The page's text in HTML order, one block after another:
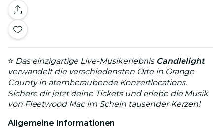
⭐ Das einzigartige Live-Musikerlebnis Candlelight
verwandelt die verschiedensten Orte in Orange
County in atemberaubende Konzertlocations.
Sichere dir jetzt deine Tickets und erlebe die Musik
von Fleetwood Mac im Schein tausender Kerzen!
Allgemeine Informationen